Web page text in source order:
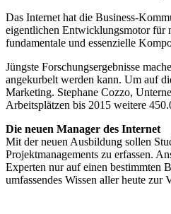
Das Internet hat die Business-
eigentlichen Entwicklungsmotor für
fundamentale und essenzielle
Jüngste Forschungsergebnisse
angekurbelt werden kann. Um auf
Marketing. Stephane Cozzo,
Arbeitsplätzen bis 2015 weitere
Die neuen Manager des Internet
Mit der neuen Ausbildung sollen
Projektmanagements zu erfassen.
Experten nur auf einen bestimmten
umfassendes Wissen aller heute